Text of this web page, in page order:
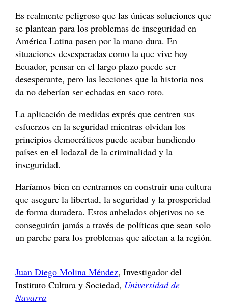
Es realmente peligroso que las únicas soluciones que
se plantean para los problemas de inseguridad en
América Latina pasen por la mano dura. En
situaciones desesperadas como la que vive hoy
Ecuador, pensar en el largo plazo puede ser
desesperante, pero las lecciones que la historia nos
da no deberían ser echadas en saco roto.
La aplicación de medidas exprés que centren sus
esfuerzos en la seguridad mientras olvidan los
principios democráticos puede acabar hundiendo
países en el lodazal de la criminalidad y la
inseguridad.
Haríamos bien en centrarnos en construir una cultura
que asegure la libertad, la seguridad y la prosperidad
de forma duradera. Estos anhelados objetivos no se
conseguirán jamás a través de políticas que sean solo
un parche para los problemas que afectan a la región.
Juan Diego Molina Méndez, Investigador del
Instituto Cultura y Sociedad, Universidad de
Navarra